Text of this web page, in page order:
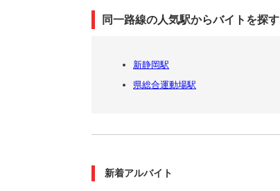
同一路線の人気駅からバイトを探す
新静岡駅
県総合運動場駅
新着アルバイト